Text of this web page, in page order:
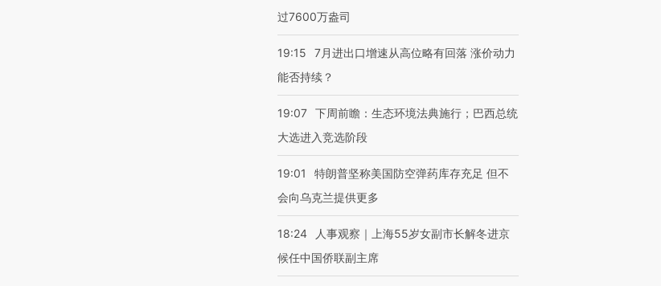
过7600万盎司
19:15
7月进出口增速从高位略有回落 涨价动力
能否持续？
19:07 下周前瞻：生态环境法典施行；巴西总统
大选进入竞选阶段
19:01
特朗普坚称美国防空弹药库存充足 但不
会向乌克兰提供更多
18:24
人事观察｜上海55岁女副市长解冬进京
候任中国侨联副主席